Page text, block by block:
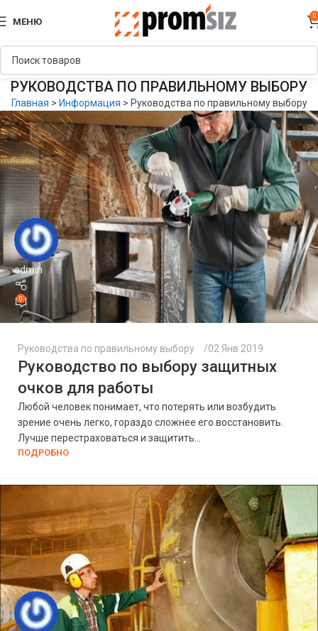
МЕНЮ
0
РУКОВОДСТВА ПО ПРАВИЛЬНОМУ ВЫБОРУ
Главная > Информация > Руководства по правильному выбору
admin
0
Руководства по правильному выбору 02 Янв 2019
Руководство по выбору защитных
очков для работы
Любой человек понимает, что потерять или возбудить
зрение очень легко, гораздо сложнее его восстановить.
Лучше перестраховаться и защитить...
ПОДРОБНО